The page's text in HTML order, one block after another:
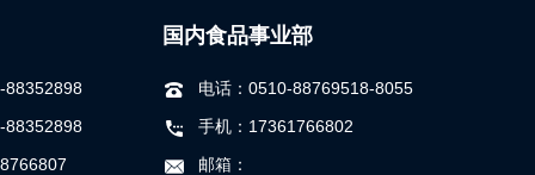
88352898
88352898
国内食品事业部
电话：0510-88769518-8055
手机：17361766802
邮箱：